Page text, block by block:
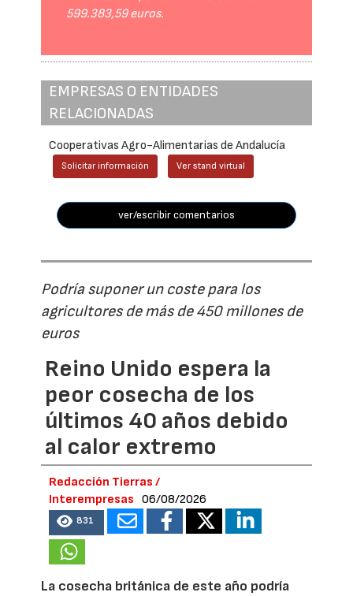
599.383,59 euros.
EMPRESAS O ENTIDADES
RELACIONADAS
Cooperativas Agro-Alimentarias de Andalucía
Solicitar información Ver stand virtual
ver/escribir comentarios
Podría suponer un coste para los
agricultores de más de 450 millones de
euros
Reino Unido espera la
peor cosecha de los
últimos 40 años debido
al calor extremo
Redacción Tierras /
Interempresas
06/08/2026
831
La cosecha británica de este año podría